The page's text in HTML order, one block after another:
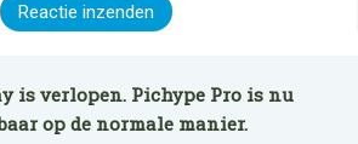
Reactie inzenden
is verlopen. Pichype Pro is nu
op de normale manier.